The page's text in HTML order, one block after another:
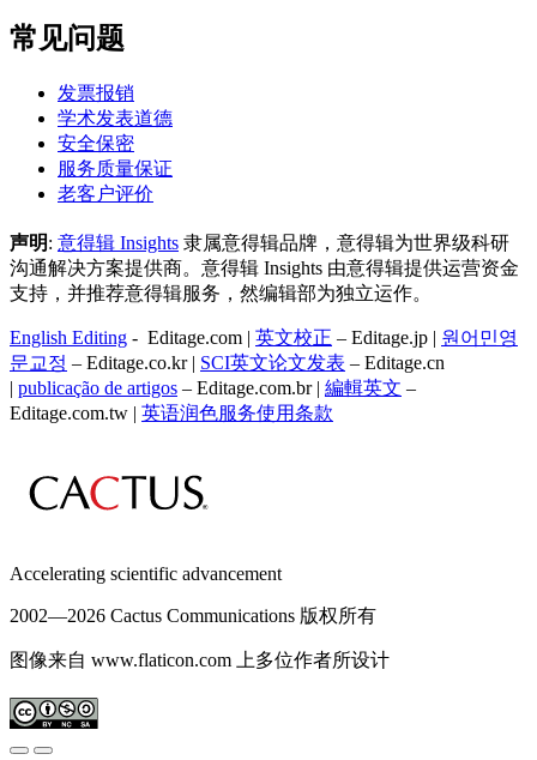
常见问题
发票报销
学术发表道德
安全保密
服务质量保证
老客户评价
声明: 意得辑 Insights 隶属意得辑品牌，意得辑为世界级科研
沟通解决方案提供商。意得辑 Insights 由意得辑提供运营资金
支持，并推荐意得辑服务，然编辑部为独立运作。
English Editing - Editage.com | 英文校正 – Editage.jp | 원어민영
문교정 – Editage.co.kr | SCI英文论文发表 – Editage.cn
| publicação de artigos – Editage.com.br | 編輯英文 –
Editage.com.tw | 英语润色服务使用条款
Accelerating scientific advancement
2002—2026 Cactus Communications 版权所有
图像来自 www.flaticon.com 上多位作者所设计